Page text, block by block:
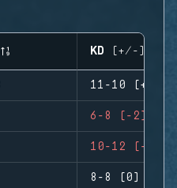
KD (+/-)
11-10 (+1)
6-8 (-2)
10-12 (-2)
8-8 (0)